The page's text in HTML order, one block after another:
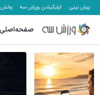
پیش بینی اپلیکیشن ورزش سه پخش
صفحه‌اصلی